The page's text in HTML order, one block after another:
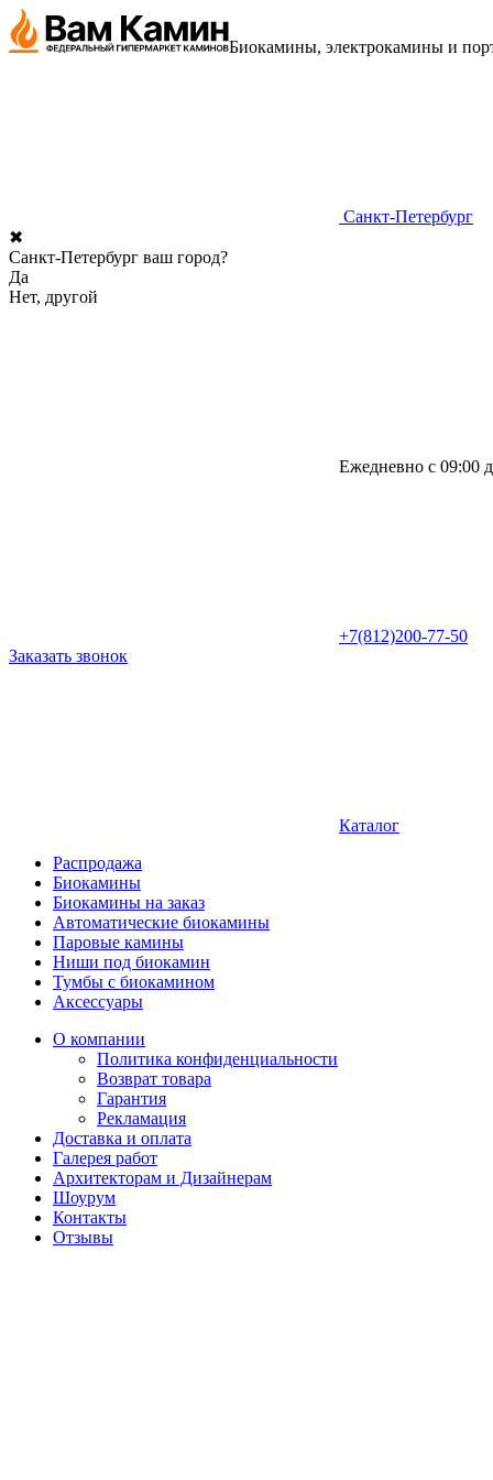
Биокамины, электрокамины и
Санкт-Петербург
✖
Санкт-Петербург ваш город?
Да
Нет, другой
Ежедневно с 09:00
+7(812)200-77-50
Заказать звонок
Каталог
Распродажа
Биокамины
Биокамины на заказ
Автоматические биокамины
Паровые камины
Ниши под биокамин
Тумбы с биокамином
Аксессуары
О компании
Политика конфиденциальности
Возврат товара
Гарантия
Рекламация
Доставка и оплата
Галерея работ
Архитекторам и Дизайнерам
Шоурум
Контакты
Отзывы